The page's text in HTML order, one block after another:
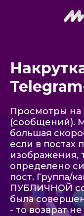
Просмотры на
(сообщений).
большая
если в постах
изображения,
определено
пост. Группа/
ПУБЛИЧНОЙ
была
- то возврат